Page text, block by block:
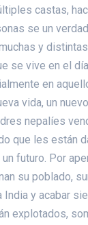
castas,
se un
y
se vive en el
en
vida, un
nepalíes
que les están
futuro. Por
su poblado,
India y acabar
explotados,